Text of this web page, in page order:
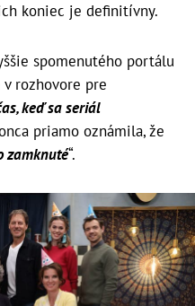
koniec je definitívny.
spomenutého portálu
rozhovore pre
keď sa seriál
priamo oznámila, že
zamknuté“.